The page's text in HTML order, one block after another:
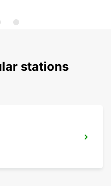
stations